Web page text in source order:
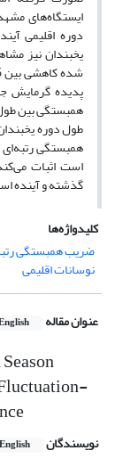
ایستگاه‌های
دوره اقلیمی
یخبندان نیز
پدیده گرمایش
همبستگی بین
طول دوره
است اثبات
گذشته و آینده
کلیدواژه‌ها
ضریب همبستگی
نوسانات اقلیمی
عنوان مقاله
نویسندگان English